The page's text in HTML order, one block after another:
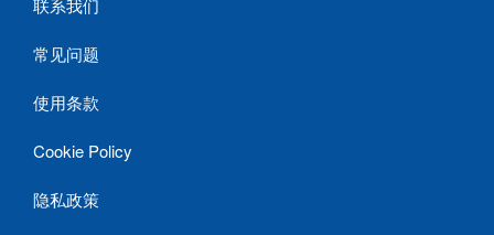
联系我们
常见问题
使用条款
Cookie Policy
隐私政策